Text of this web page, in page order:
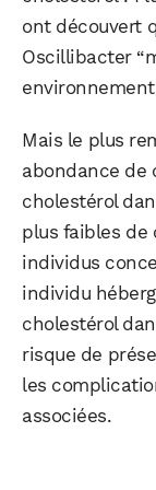
ont découvert
Oscillibacter
Mais le plus
abondance de
cholestérol
plus faibles de
individus
individu
cholestérol
risque de
les
associées.